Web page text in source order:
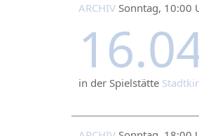
ARCHIV Sonntag, 10:00
in der Spielstätte